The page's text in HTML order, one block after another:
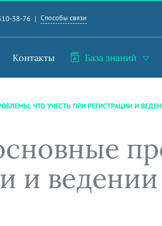
38-76 Способы связи
Контакты База знаний
ЧТО УЧЕСТЬ ПРИ РЕГИСТРАЦИИ И
и ведении